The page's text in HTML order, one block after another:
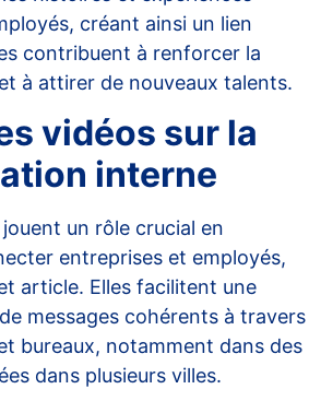
créant ainsi un lien
contribuent à renforcer la
et à attirer de nouveaux talents.
vidéos sur la
interne
un rôle crucial en
entreprises et employés,
article. Elles facilitent une
messages cohérents à travers
bureaux, notamment dans des
dans plusieurs villes.